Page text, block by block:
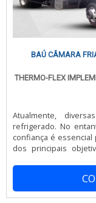
BAÚ CÂMARA
THERMO-FLEX
Atualmente,
refrigerado. No
confiança é essencial
dos principais
fato de que os
todos feitos em
em poliuretano e